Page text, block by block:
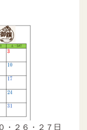
・２６・２７日